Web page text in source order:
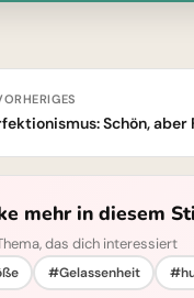
Schön,
mehr in diesem
das dich interessiert
#Gelassenheit